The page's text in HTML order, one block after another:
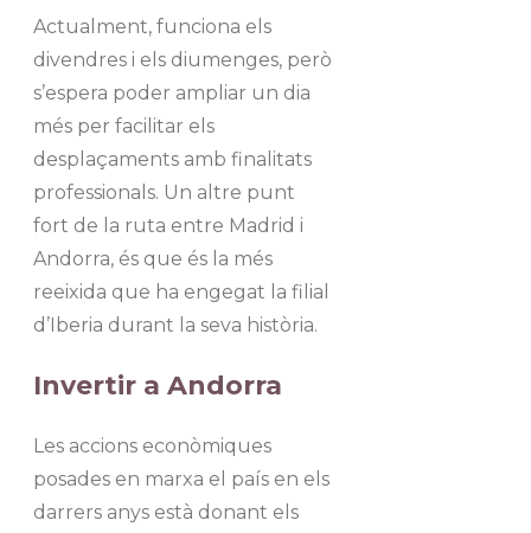
Actualment, funciona els
divendres i els diumenges, però
s’espera poder ampliar un dia
més per facilitar els
desplaçaments amb finalitats
professionals. Un altre punt
fort de la ruta entre Madrid i
Andorra, és que és la més
reeixida que ha engegat la filial
d’Iberia durant la seva història.
Invertir a Andorra
Les accions econòmiques
posades en marxa el país en els
darrers anys està donant els